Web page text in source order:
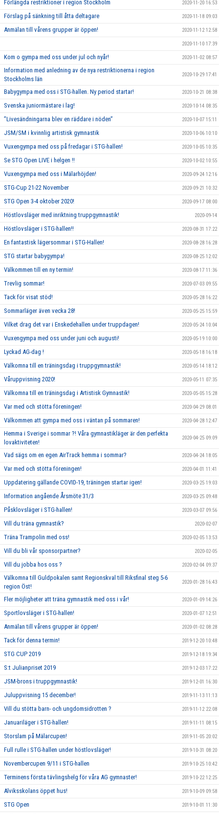
Förlängda restriktioner i region Stockholm 2020-11-20 16:53
Förslag på sänkning till åtta deltagare 2020-11-18 09:03
Anmälan till vårens grupper är öppen! 2020-11-12 12:58
2020-11-10 17:39
Kom o gympa med oss under jul och nyår! 2020-11-02 08:57
Information med anledning av de nya restriktionerna i region
Stockholms län
2020-10-29 17:41
Babygympa med oss i STG-hallen. Ny period startar! 2020-10-21 08:38
Svenska juniormästare i lag! 2020-10-14 08:35
”Livesändningarna blev en räddare i nöden” 2020-10-07 15:11
JSM/SM i kvinnlig artistisk gymnastik 2020-10-06 10:10
Vuxengympa med oss på fredagar i STG-hallen! 2020-10-05 10:35
Se STG Open LIVE i helgen !! 2020-10-02 10:55
Vuxengympa med oss i Mälarhöjden! 2020-09-24 12:16
STG-Cup 21-22 November 2020-09-21 10:32
STG Open 3-4 oktober 2020! 2020-09-17 08:00
Höstlovsläger med inriktning truppgymnastik! 2020-09-14
Höstlovsläger i STG-hallen!! 2020-08-31 17:22
En fantastisk lägersommar i STG-Hallen! 2020-08-28 16:28
STG startar babygympa! 2020-08-25 12:02
Välkommen till en ny termin! 2020-08-17 11:36
Trevlig sommar! 2020-07-03 09:55
Tack för visat stöd! 2020-05-28 16:22
Sommarläger även vecka 28! 2020-05-25 15:59
Vilket drag det var i Enskedehallen under truppdagen! 2020-05-24 10:04
Vuxengympa med oss under juni och augusti! 2020-05-19 10:00
Lyckad AG-dag ! 2020-05-18 16:18
Välkomna till en träningsdag i truppgymnastik! 2020-05-14 18:12
Våruppvisning 2020! 2020-05-11 07:35
Välkomna till en träningsdag i Artistisk Gymnastik! 2020-05-05 15:28
Var med och stötta föreningen! 2020-04-29 08:01
Välkommen att gympa med oss i väntan på sommaren! 2020-04-28 12:47
Hemma i Sverige i sommar ?! Våra gymnastikläger är den perfekta
lovaktiviteten!
2020-04-25 09:09
Vad sägs om en egen AirTrack hemma i sommar? 2020-04-24 18:05
Var med och stötta föreningen! 2020-04-01 11:41
Uppdatering gällande COVID-19, träningen startar igen! 2020-03-25 19:03
Information angående Årsmöte 31/3 2020-03-25 09:48
Påsklovsläger i STG-hallen! 2020-03-07 09:56
Vill du träna gymnastik? 2020-02-07
Träna Trampolin med oss! 2020-02-05 13:53
Vill du bli vår sponsorpartner? 2020-02-05
Vill du jobba hos oss ? 2020-02-04 09:37
Välkomna till Guldpokalen samt Regionskval till Riksfinal steg 5-6
region Öst!
2020-01-28 16:43
Fler möjligheter att träna gymnastik med oss i vår! 2020-01-09 14:26
Sportlovsläger i STG-hallen! 2020-01-07 12:51
Anmälan till vårens grupper är öppen! 2020-01-02 08:28
Tack för denna termin! 2019-12-20 10:48
STG CUP 2019 2019-12-18 19:34
S:t Julianpriset 2019 2019-12-03 17:22
JSM-brons i truppgymnastik! 2019-12-01 16:30
Juluppvisning 15 december! 2019-11-13 11:13
Vill du stötta barn- och ungdomsidrotten ? 2019-11-12 22:08
Januariläger i STG-hallen! 2019-11-11 08:15
Storslam på Mälarcupen! 2019-11-05 20:02
Full rulle i STG-hallen under höstlovsläger! 2019-10-31 08:20
Novembercupen 9/11 i STG-hallen 2019-10-25 10:42
Terminens första tävlingshelg för våra AG gymnaster! 2019-10-22 12:25
Alviksskolans öppet hus! 2019-10-09 09:58
STG Open 2019-10-01 11:30